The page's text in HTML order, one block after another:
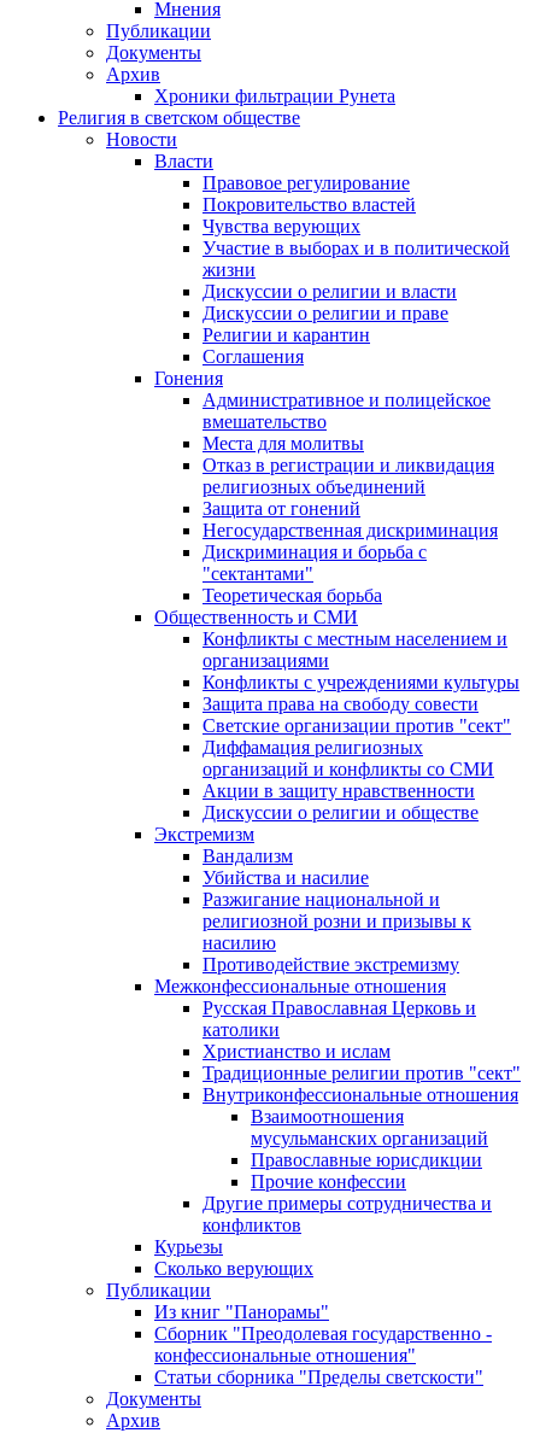
Мнения
Публикации
Документы
Архив
Хроники фильтрации Рунета
Религия в светском обществе
Новости
Власти
Правовое регулирование
Покровительство властей
Чувства верующих
Участие в выборах и в политической
жизни
Дискуссии о религии и власти
Дискуссии о религии и праве
Религии и карантин
Соглашения
Гонения
Административное и полицейское
вмешательство
Места для молитвы
Отказ в регистрации и ликвидация
религиозных объединений
Защита от гонений
Негосударственная дискриминация
Дискриминация и борьба с
"сектантами"
Теоретическая борьба
Общественность и СМИ
Конфликты с местным населением и
организациями
Конфликты с учреждениями культуры
Защита права на свободу совести
Светские организации против "сект"
Диффамация религиозных
организаций и конфликты со СМИ
Акции в защиту нравственности
Дискуссии о религии и обществе
Экстремизм
Вандализм
Убийства и насилие
Разжигание национальной и
религиозной розни и призывы к
насилию
Противодействие экстремизму
Межконфессиональные отношения
Русская Православная Церковь и
католики
Христианство и ислам
Традиционные религии против "сект"
Внутриконфессиональные отношения
Взаимоотношения
мусульманских организаций
Православные юрисдикции
Прочие конфессии
Другие примеры сотрудничества и
конфликтов
Курьезы
Сколько верующих
Публикации
Из книг "Панорамы"
Сборник "Преодолевая государственно -
конфессиональные отношения"
Статьи сборника "Пределы светскости"
Документы
Архив